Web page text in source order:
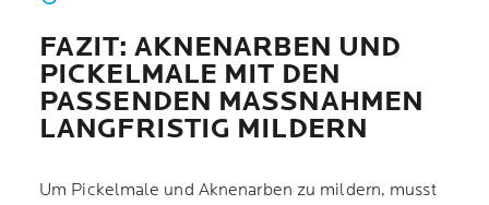
FAZIT: AKNENARBEN UND
PICKELMALE MIT DEN
PASSENDEN MASSNAHMEN L
ANGFRISTIG MILDERN
Um Pickelmale und Aknenarben zu mildern, musst